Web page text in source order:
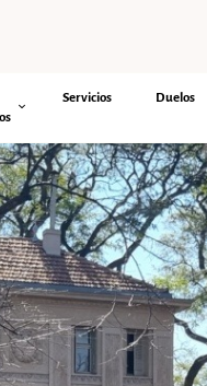
Servicios Duelos